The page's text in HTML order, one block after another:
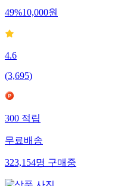
49%10,000원
4.6
(3,695)
300 적립
무료배송
323,154명 구매중